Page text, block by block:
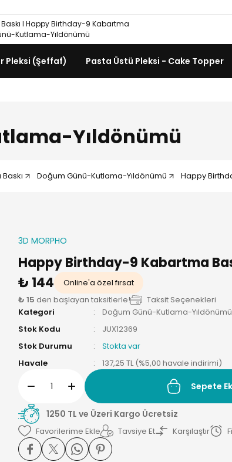
Pleksi (Şeffaf) Pasta Üstü Pleksi - Cake Topper
Yıldönümü
Doğum Günü-Kutlama-Yıldönümü Happy
3D MORPHO
Happy Birthday-9 Kabartma
₺ 144
Online'a özel fırsat
₺ 15 den başlayan taksitlerle!
Taksit Seçenekleri
Kategori
Doğum Günü-Kutlama-Yıldönümü
Stok Kodu
JUX12369
Stok Durumu
Stokta var
Havale
137,25 TL (%5,00 havale indirimi)
Sepete
1250 TL ve Üzeri Kargo Ücretsiz
Tavsiye Et Karşılaştır